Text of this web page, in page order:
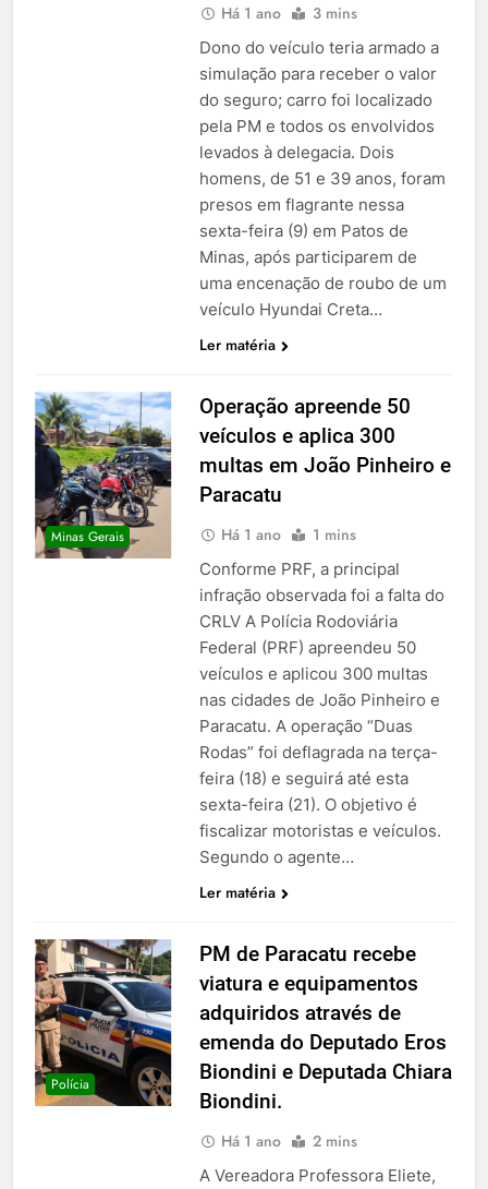
Há 1 ano 3 mins
Dono do veículo teria armado a
simulação para receber o valor
do seguro; carro foi localizado
pela PM e todos os envolvidos
levados à delegacia. Dois
homens, de 51 e 39 anos, foram
presos em flagrante nessa
sexta-feira (9) em Patos de
Minas, após participarem de
uma encenação de roubo de um
veículo Hyundai Creta…
Ler matéria
Minas Gerais
Operação apreende 50
veículos e aplica 300
multas em João Pinheiro e
Paracatu
Há 1 ano 1 mins
Conforme PRF, a principal
infração observada foi a falta do
CRLV A Polícia Rodoviária
Federal (PRF) apreendeu 50
veículos e aplicou 300 multas
nas cidades de João Pinheiro e
Paracatu. A operação “Duas
Rodas” foi deflagrada na terça-
feira (18) e seguirá até esta
sexta-feira (21). O objetivo é
fiscalizar motoristas e veículos.
Segundo o agente…
Ler matéria
Polícia
PM de Paracatu recebe
viatura e equipamentos
adquiridos através de
emenda do Deputado Eros
Biondini e Deputada Chiara
Biondini.
Há 1 ano 2 mins
A Vereadora Professora Eliete,